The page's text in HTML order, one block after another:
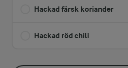
Hackad färsk koriander
Hackad röd chili